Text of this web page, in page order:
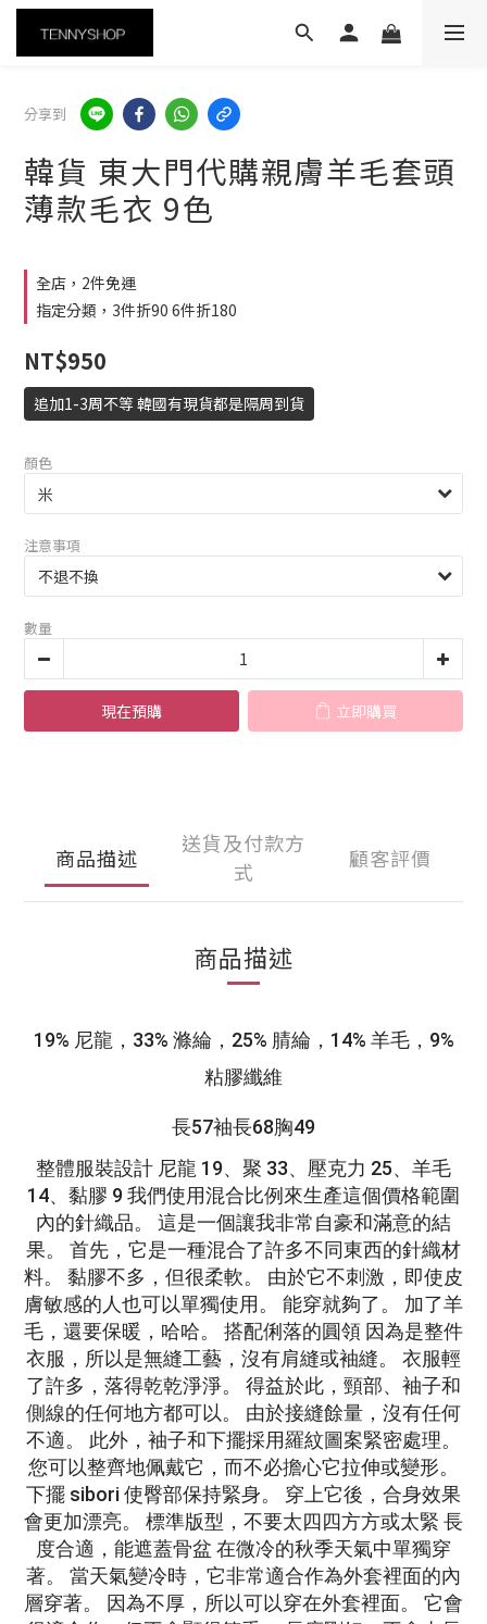
分享到
韓貨 東大門代購親膚羊毛套頭
薄款毛衣 9色
全店，2件免運
指定分類，3件折90 6件折180
NT$950
追加1-3周不等 韓國有現貨都是隔周到貨
顏色
注意事項
數量
現在預購 立即購買
商品描述
送貨及付款方
式
顧客評價
商品描述
19% 尼龍，33% 滌綸，25% 腈綸，14% 羊毛，9%
粘膠纖維
長57袖長68胸49
整體服裝設計 尼龍 19、聚 33、壓克力 25、羊毛
14、黏膠 9 我們使用混合比例來生產這個價格範圍
內的針織品。 這是一個讓我非常自豪和滿意的結
果。 首先，它是一種混合了許多不同東西的針織材
料。 黏膠不多，但很柔軟。 由於它不刺激，即使皮
膚敏感的人也可以單獨使用。 能穿就夠了。 加了羊
毛，還要保暖，哈哈。 搭配俐落的圓領 因為是整件
衣服，所以是無縫工藝，沒有肩縫或袖縫。 衣服輕
了許多，落得乾乾淨淨。 得益於此，頸部、袖子和
側線的任何地方都可以。 由於接縫餘量，沒有任何
不適。 此外，袖子和下擺採用羅紋圖案緊密處理。
您可以整齊地佩戴它，而不必擔心它拉伸或變形。
下擺 sibori 使臀部保持緊身。 穿上它後，合身效果
會更加漂亮。 標準版型，不要太四四方方或太緊 長
度合適，能遮蓋骨盆 在微冷的秋季天氣中單獨穿
著。 當天氣變冷時，它非常適合作為外套裡面的內
層穿著。 因為不厚，所以可以穿在外套裡面。 它會